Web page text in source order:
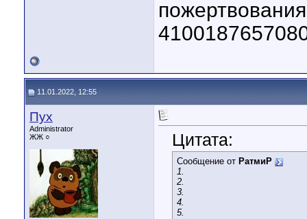
11.01.2022, 12:55
Пух
Administrator
ЖЖ ○
Цитата:
Сообщение от РатмиР
1.
2.
3.
4.
5.